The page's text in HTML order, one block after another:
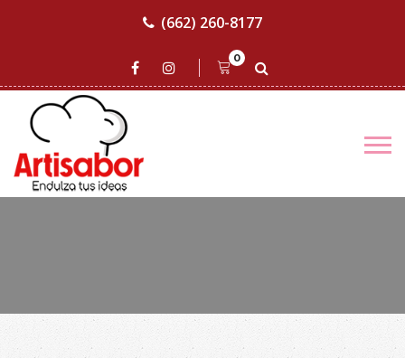
(662) 260-8177
0